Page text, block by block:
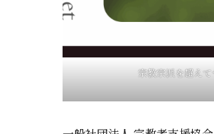
宗教宗派を超え